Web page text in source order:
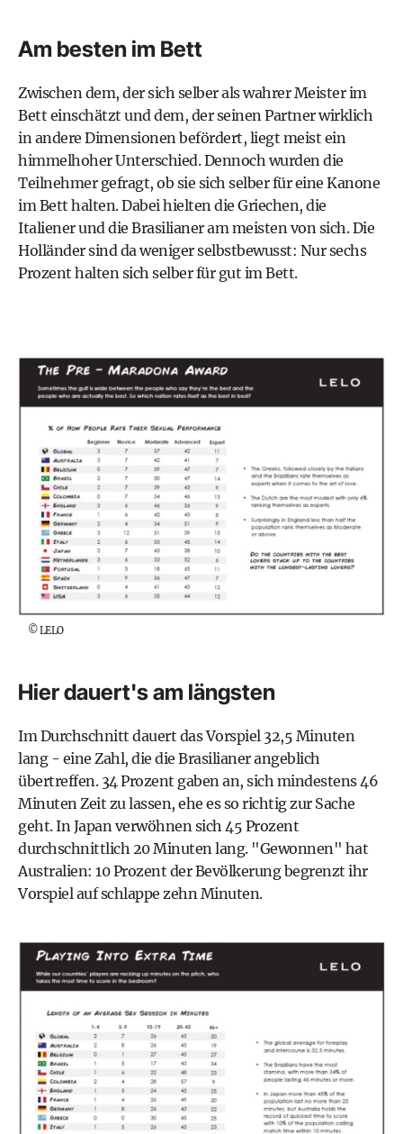
Am besten im Bett
Zwischen dem, der sich selber als wahrer Meister im
Bett einschätzt und dem, der seinen Partner wirklich
in andere Dimensionen befördert, liegt meist ein
himmelhoher Unterschied. Dennoch wurden die
Teilnehmer gefragt, ob sie sich selber für eine Kanone
im Bett halten. Dabei hielten die Griechen, die
Italiener und die Brasilianer am meisten von sich. Die
Holländer sind da weniger selbstbewusst: Nur sechs
Prozent halten sich selber für gut im Bett.
©LELO
Hier dauert's am längsten
Im Durchschnitt dauert das Vorspiel 32,5 Minuten
lang - eine Zahl, die die Brasilianer angeblich
übertreffen. 34 Prozent gaben an, sich mindestens 46
Minuten Zeit zu lassen, ehe es so richtig zur Sache
geht. In Japan verwöhnen sich 45 Prozent
durchschnittlich 20 Minuten lang. "Gewonnen" hat
Australien: 10 Prozent der Bevölkerung begrenzt ihr
Vorspiel auf schlappe zehn Minuten.